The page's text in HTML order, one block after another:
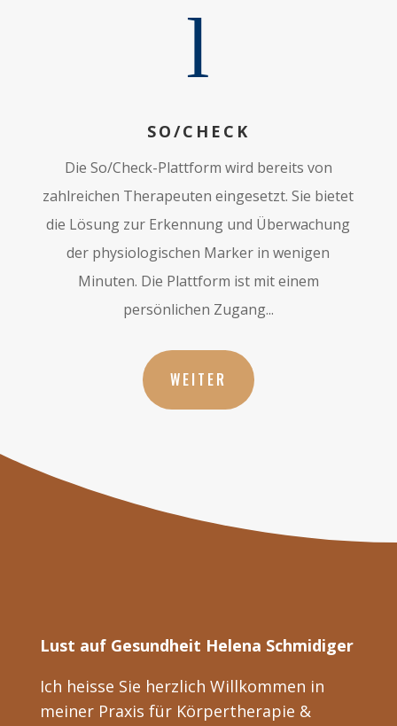
l
SO/CHECK
Die So/Check-Plattform wird bereits von
zahlreichen Therapeuten eingesetzt. Sie bietet
die Lösung zur Erkennung und Überwachung
der physiologischen Marker in wenigen
Minuten. Die Plattform ist mit einem
persönlichen Zugang...
WEITER
Lust auf Gesundheit Helena Schmidiger
Ich heisse Sie herzlich Willkommen in
meiner Praxis für Körpertherapie &